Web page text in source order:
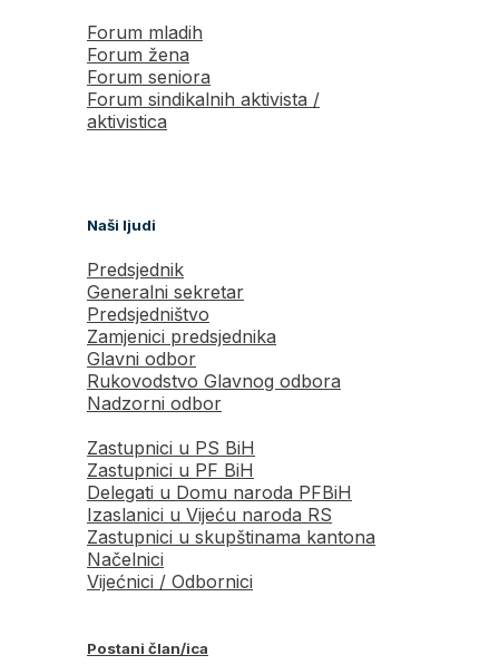
Forum mladih
Forum žena
Forum seniora
Forum sindikalnih aktivista /
aktivistica
Naši ljudi
Predsjednik
Generalni sekretar
Predsjedništvo
Zamjenici predsjednika
Glavni odbor
Rukovodstvo Glavnog odbora
Nadzorni odbor
Zastupnici u PS BiH
Zastupnici u PF BiH
Delegati u Domu naroda PFBiH
Izaslanici u Vijeću naroda RS
Zastupnici u skupštinama kantona
Načelnici
Vijećnici / Odbornici
Postani član/ica